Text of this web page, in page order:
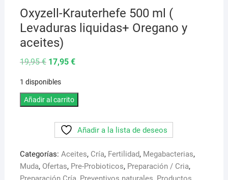
Oxyzell-Krauterhefe 500 ml (
Levaduras liquidas+ Oregano y
aceites)
19,95€ El
precio
era:
19,95 €.
17,95 €El
17,95 €.
1 disponibles
Oxyzell-
Levaduras
liquidas+
Añadir al carrito
Añadir a la lista de deseos
Categorías: Aceites, Cría, Fertilidad, Megabacterias,
Muda, Ofertas, Pre-Probioticos, Preparación / Cria,